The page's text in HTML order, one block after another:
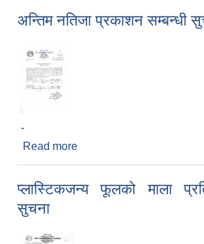
अन्तिम नतिजा प्रकाशन सम्बन्धी
-
Read more
प्लास्टिकजन्य फूलको माला
सुचना